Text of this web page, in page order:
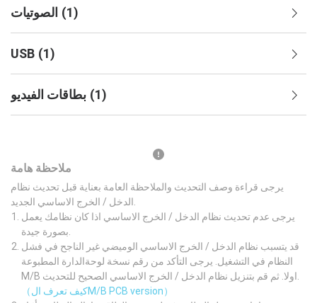
الصوتيات (1)
USB (1)
بطاقات الفيديو (1)
ملاحظة هامة
يرجى قراءة وصف التحديث والملاحظة العامة بعناية قبل تحديث نظام
يرجى عدم تحديث نظام الدخل / الخرج الاساسي اذا كان نظامك يعمل
قد يتسبب نظام الدخل / الخرج الاساسي الوميضي غير الناجح في فشل
النظام في التشغيل. يرجى التأكد من رقم نسخة لوحةالدارة المطبوعة
（كيف تعرف الM/B PCB version）